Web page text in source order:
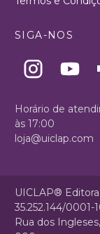
SIGA-NOS
Horário de
às 17:00
loja@uiclap.com
UICLAP®
35.252.144/0001-
Rua dos